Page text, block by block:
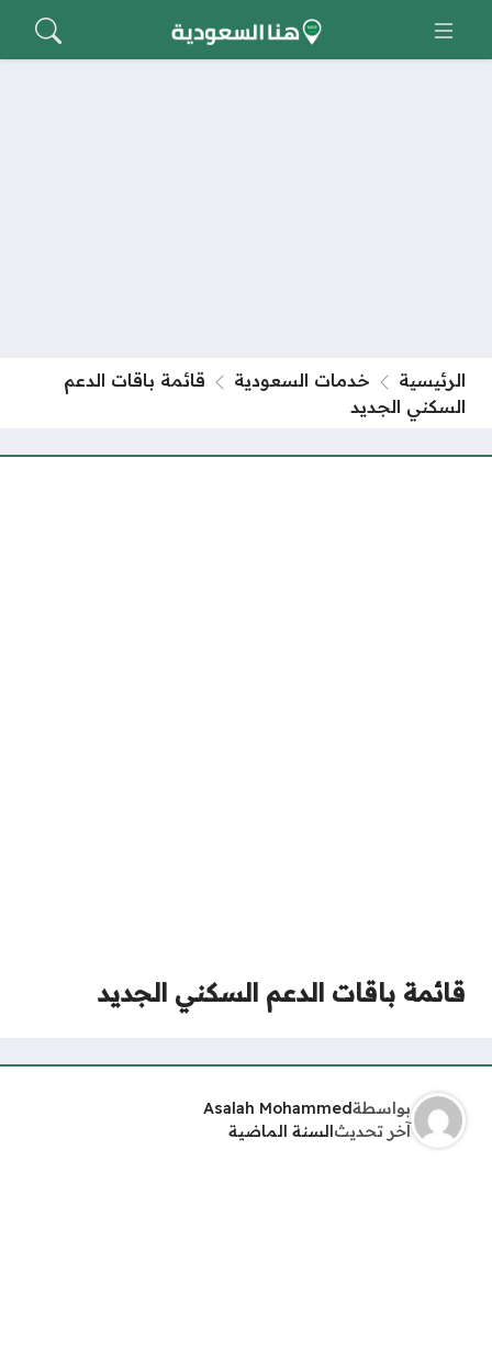
الرئيسية خدمات السعودية
قائمة باقات الدعم
السكني الجديد
قائمة باقات الدعم السكني الجديد
بواسطةAsalah Mohammed
آخر تحديثالسنة الماضية